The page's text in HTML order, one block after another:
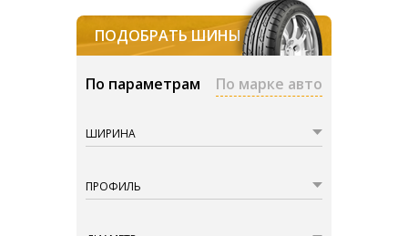
ПОДОБРАТЬ ШИНЫ
По параметрам По марке авто
ШИРИНА
ПРОФИЛЬ